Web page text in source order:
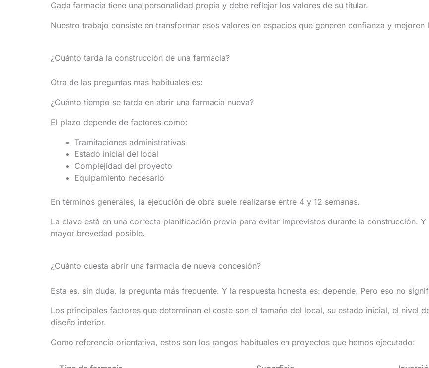
Cada farmacia tiene una personalidad propia y debe reflejar los valores de su titular.
Nuestro trabajo consiste en transformar esos valores en espacios que generen confianza y
¿Cuánto tarda la construcción de una farmacia?
Otra de las preguntas más habituales es:
¿Cuánto tiempo se tarda en abrir una farmacia nueva?
El plazo depende de factores como:
Tramitaciones administrativas
Estado inicial del local
Complejidad del proyecto
Equipamiento necesario
En términos generales, la ejecución de obra suele realizarse entre 4 y 12 semanas.
La clave está en una correcta planificación previa para evitar imprevistos durante la construcción.
mayor brevedad posible.
¿Cuánto cuesta abrir una farmacia de nueva concesión?
Esta es, sin duda, la pregunta más frecuente. Y la respuesta honesta es: depende. Pero eso no
Los principales factores que determinan el coste son el tamaño del local, su estado inicial, el nivel
diseño interior.
Como referencia orientativa, estos son los rangos habituales en proyectos que hemos ejecutado: